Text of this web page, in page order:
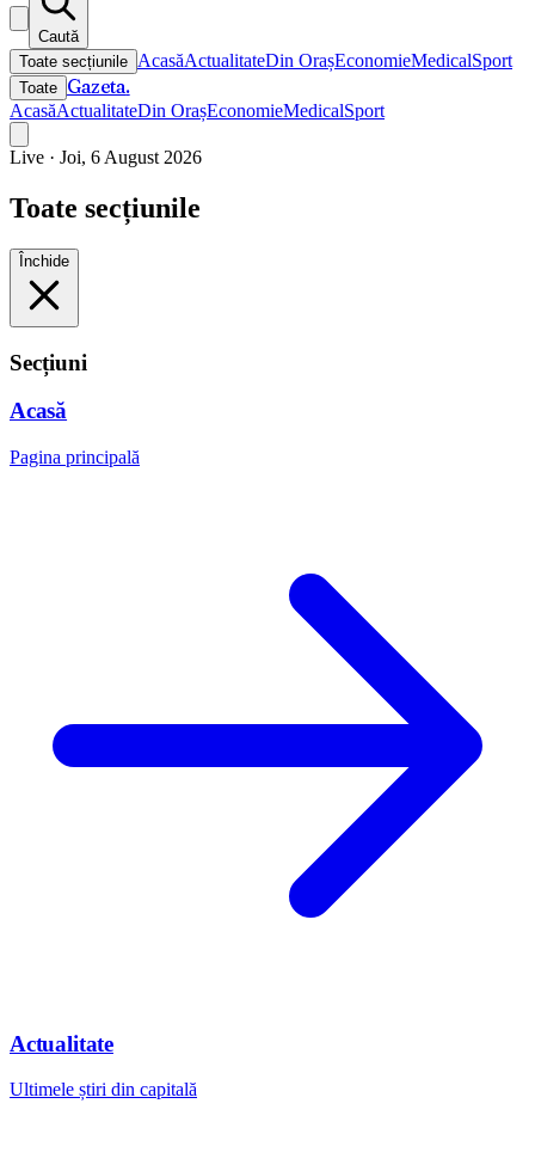
Caută
Toate secțiunile AcasăActualitateDin OrașEconomieMedicalSport
Toate Gazeta.
AcasăActualitateDin OrașEconomieMedicalSport
Live · Joi, 6 August 2026
Toate secțiunile
Închide
Secțiuni
Acasă
Pagina principală
Actualitate
Ultimele știri din capitală